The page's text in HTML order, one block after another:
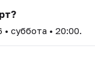
• суббота • 20:00.